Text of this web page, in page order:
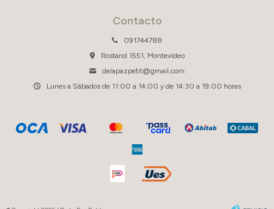
Contacto
091744788
Rostand 1551, Montevideo
delapazpetit@gmail.com
Lunes a Sábados de 11:00 a 14:00 y de 14:30 a 19:00 horas